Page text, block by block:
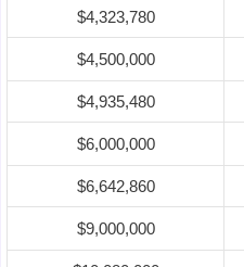
$4,323,780
$4,500,000
$4,935,480
$6,000,000
$6,642,860
$9,000,000